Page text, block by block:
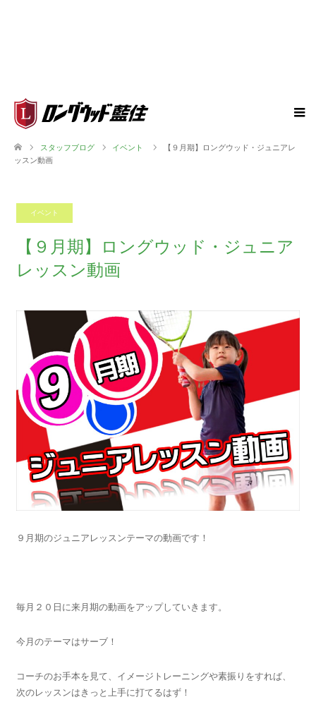
スタッフブログ イベント
【９月期】ロングウッド・ジュニアレ
ッスン動画
イベント
【９月期】ロングウッド・ジュニア
レッスン動画
９月期のジュニアレッスンテーマの動画です！
毎月２０日に来月期の動画をアップしていきます。
今月のテーマはサーブ！
コーチのお手本を見て、イメージトレーニングや素振りをすれば、
次のレッスンはきっと上手に打てるはず！